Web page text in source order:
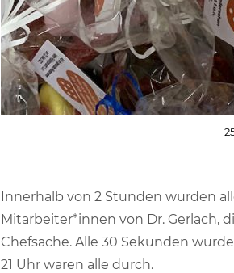
Innerhalb von 2 Stunden wurden
Mitarbeiter*innen von Dr. Gerlach,
Chefsache. Alle 30 Sekunden
21 Uhr waren alle durch.